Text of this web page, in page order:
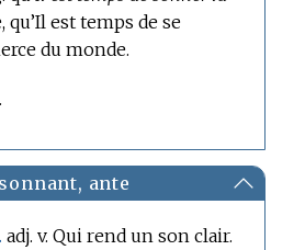
qu’Il est temps de se
du monde.
sonnant, ante
adj. v. Qui rend un son clair.